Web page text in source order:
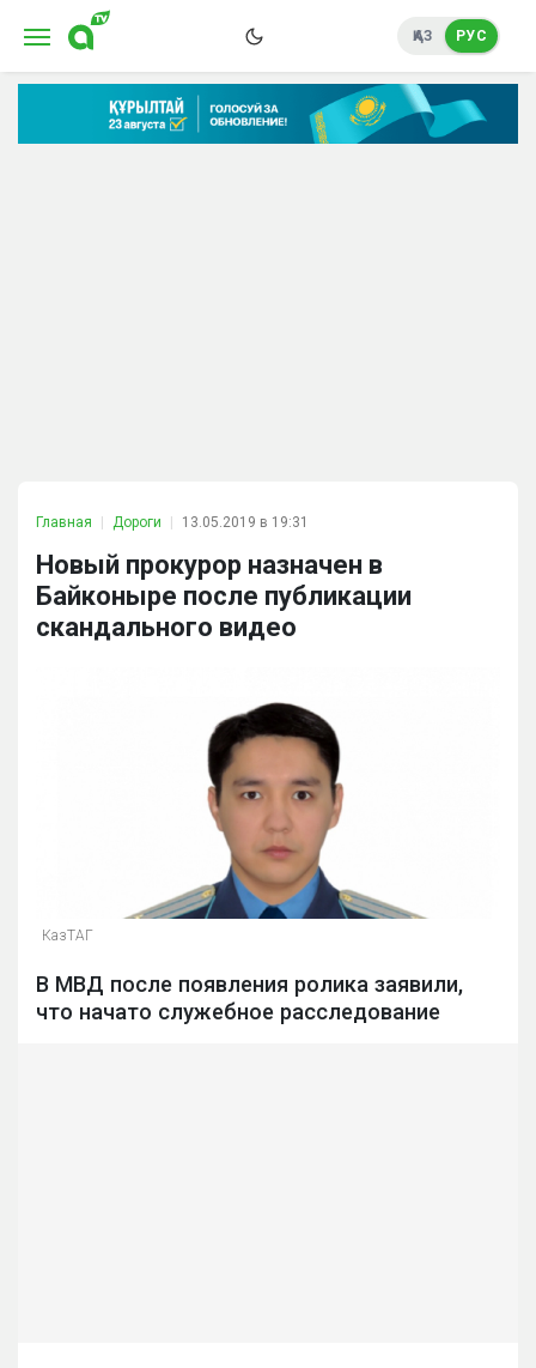
ҚАЗ РУС
Главная Дороги 13.05.2019 в 19:31
Новый прокурор назначен в
Байконыре после публикации
скандального видео
КазТАГ
В МВД после появления ролика заявили,
что начато служебное расследование